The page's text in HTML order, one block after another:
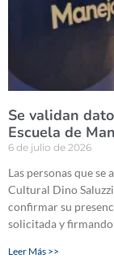
Se validan
Escuela de
6 de julio de 2026
Las personas que
Cultural Dino
confirmar su
solicitada y
Leer Más >>